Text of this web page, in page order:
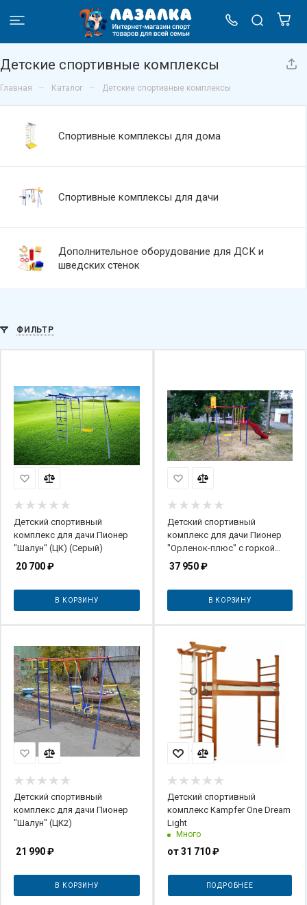
Детские спортивные комплексы
Главная – Каталог – Детские спортивные комплексы
Спортивные комплексы для дома
Спортивные комплексы для дачи
Дополнительное оборудование для ДСК и
шведских стенок
ФИЛЬТР
Детский спортивный
комплекс для дачи Пионер
"Шалун" (ЦК) (Серый)
20 700₽
В КОРЗИНУ
Детский спортивный
комплекс для дачи Пионер
"Орленок-плюс" с горкой
(ЦК)
37 950₽
В КОРЗИНУ
Детский спортивный
комплекс для дачи Пионер
"Шалун" (ЦК2)
21 990₽
В КОРЗИНУ
Детский спортивный
комплекс Kampfer One Dream
Light
Много
от31 710 ₽
ПОДРОБНЕЕ